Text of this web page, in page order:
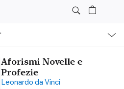
Aforismi Novelle e
Profezie
Leonardo da Vinci